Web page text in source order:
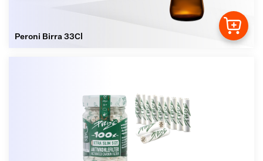
Peroni Birra 33Cl